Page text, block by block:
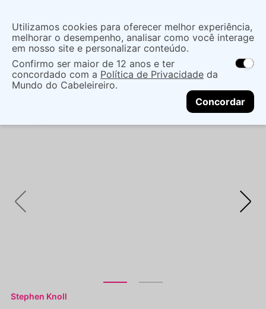
localização
As ofertas e opções de entrega variam de
acordo com a região.Não sei meu CEP
CONTINUAR
O que você procura?
Cabelo Marcas De Salão
Condicionador
STEPHEN KNOLL COLOR & CONTROL 250ML
Stephen Knoll
Utilizamos cookies para oferecer melhor experiência,
melhorar o desempenho, analisar como você interage
em nosso site e personalizar conteúdo.
Confirmo ser maior de 12 anos e ter
concordado com a Política de Privacidade da
Mundo do Cabeleireiro.
Concordar